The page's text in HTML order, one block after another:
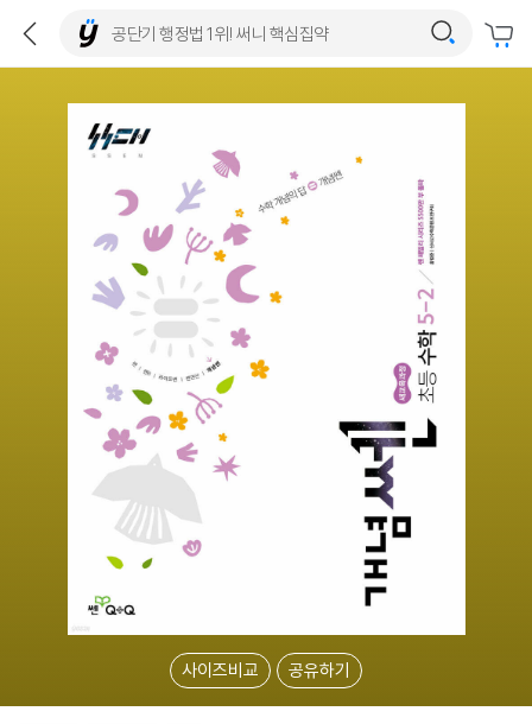
사이즈비교 공유하기